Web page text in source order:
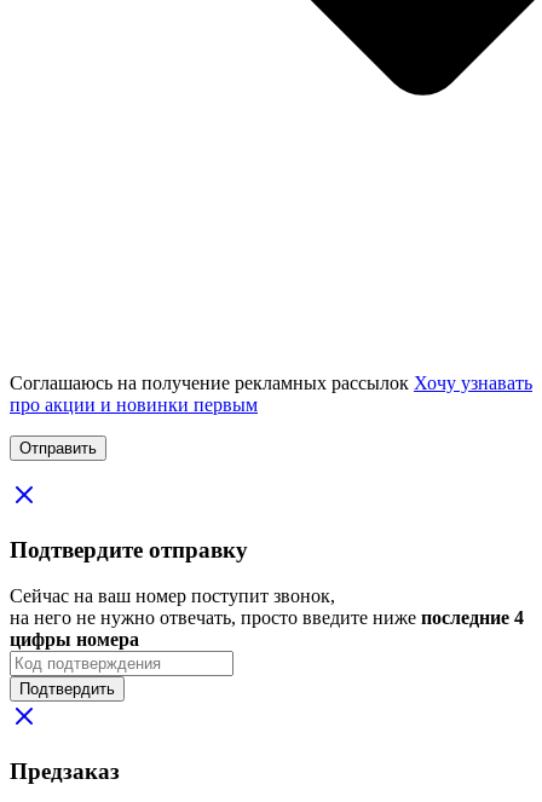
Соглашаюсь на получение рекламных рассылок Хочу узнавать
про акции и новинки первым
Подтвердите отправку
Сейчас на ваш номер поступит звонок,
на него не нужно отвечать, просто введите ниже последние 4
цифры номера
Подтвердить
Предзаказ